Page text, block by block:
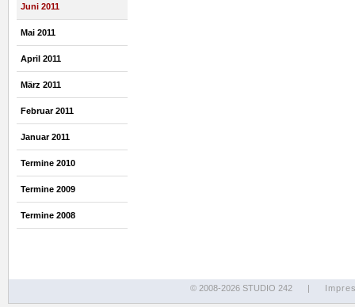
Juni 2011
Mai 2011
April 2011
März 2011
Februar 2011
Januar 2011
Termine 2010
Termine 2009
Termine 2008
© 2008-2026 STUDIO 242 |